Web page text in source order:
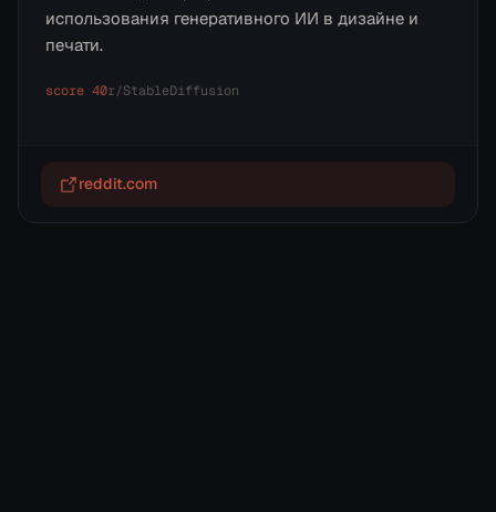
использования генеративного ИИ в дизайне и
печати.
score 40r/StableDiffusion
reddit.com